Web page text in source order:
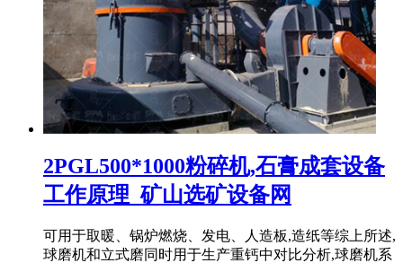
2PGL500*1000粉碎机,石膏成套设备
工作原理_矿山选矿设备网
可用于取暖、锅炉燃烧、发电、人造板,造纸等综上所述,
球磨机和立式磨同时用于生产重钙中对比分析,球磨机系